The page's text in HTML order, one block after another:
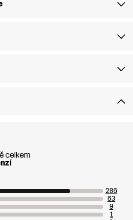
20 000 mm
ve velikosti M
celkem
286
63
9
1